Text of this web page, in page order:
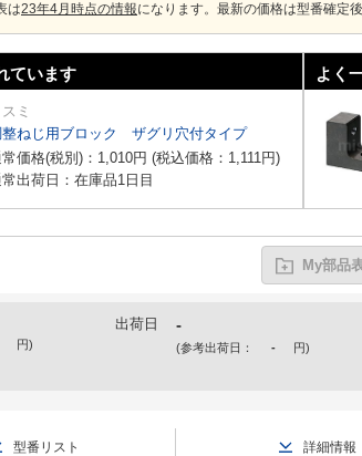
は23年4月時点の情報になります。最新の価格は型番確定
ています
スミ
整ねじ用ブロック ザグリ穴付タイプ
価格(税別)： 1,010円 (税込価格： 1,111円)
出荷日：在庫品1日目
よく
My部品
円)
出荷日 -
(参考出荷日： - 円)
型番リスト 詳細情報